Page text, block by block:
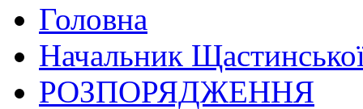
Головна
Начальник
РОЗПОРЯДЖЕННЯ